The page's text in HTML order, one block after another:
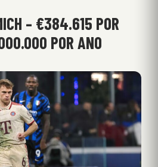
– €384.615 POR
POR ANO